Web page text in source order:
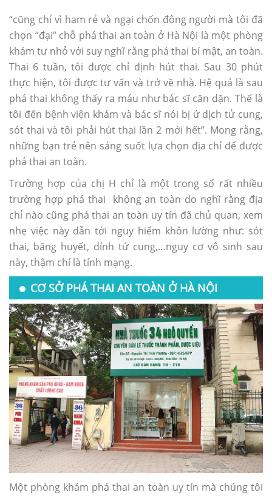
“cũng chỉ vì ham rẻ và ngại chốn đông người mà tôi đã
chọn “đại” chỗ phá thai an toàn ở Hà Nội là một phòng
khám tư nhỏ với suy nghĩ rằng phá thai bí mật, an toàn.
Thai 6 tuần, tôi được chỉ định hút thai. Sau 30 phút
thực hiện, tôi được tư vấn và trở về nhà. Hệ quả là sau
phá thai không thấy ra máu như bác sĩ căn dặn. Thế là
tôi đến bệnh viện khám và bác sĩ nói bị ứ dịch tử cung,
sót thai và tôi phải hút thai lần 2 mới hết”. Mong rằng,
những bạn trẻ nên sáng suốt lựa chọn địa chỉ để được
phá thai an toàn.
Trường hợp của chị H chỉ là một trong số rất nhiều
trường hợp phá thai không an toàn do nghĩ rằng địa
chỉ nào cũng phá thai an toàn uy tín đã chủ quan, xem
nhẹ việc này dẫn tới nguy hiểm khôn lường như: sót
thai, băng huyết, dính tử cung,…nguy cơ vô sinh sau
này, thậm chí là tính mạng.
CƠ SỞ PHÁ THAI AN TOÀN Ở HÀ NỘI
Một phòng khám phá thai an toàn uy tín mà chúng tôi